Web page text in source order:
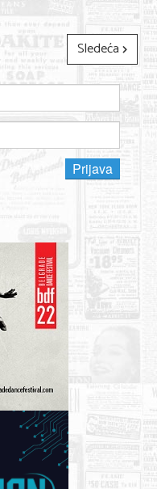
Sledeća
Prijava